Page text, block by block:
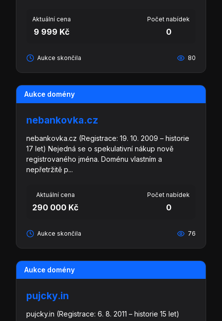
Aktuální cena
9 999 Kč
Počet nabídek
0
Aukce skončila 80
Aukce domény
nebankovka.cz
nebankovka.cz (Registrace: 19. 10. 2009 – historie
17 let) Nejedná se o spekulativní nákup nově
registrovaného jména. Doménu vlastním a
nepřetržitě p...
Aktuální cena
290 000 Kč
Počet nabídek
0
Aukce skončila 76
Aukce domény
pujcky.in
pujcky.in (Registrace: 6. 8. 2011 – historie 15 let)